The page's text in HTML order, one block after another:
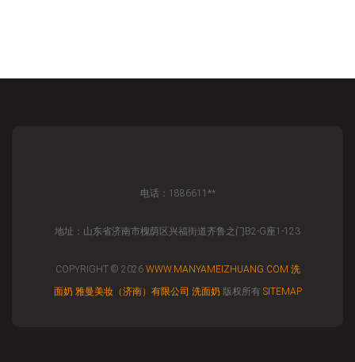
电话：1886611**
地址：山东省济南市槐荫区兴福街道齐鲁之门B2-G座1-123
COPYRIGHT © 2026 WWW.MANYAMEIZHUANG.COM 洗
面奶 雅曼美妆（济南）有限公司 洗面奶 版权所有 SITEMAP